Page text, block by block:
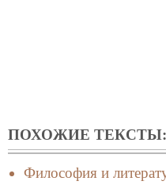
ПОХОЖИЕ ТЕКСТЫ:
Философия и